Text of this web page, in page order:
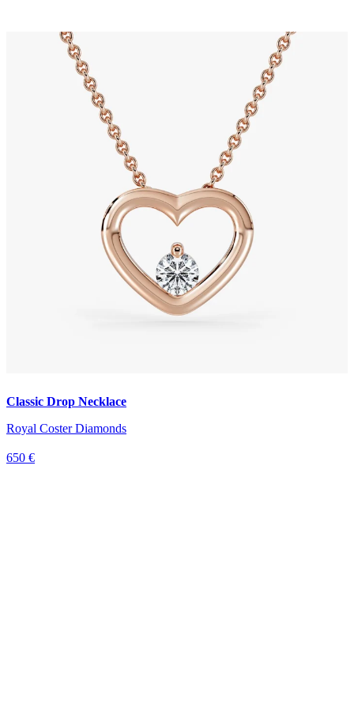
Classic Drop Necklace
Royal Coster Diamonds
650 €